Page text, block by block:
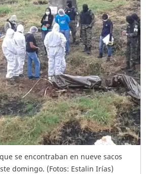
se encontraban en nueve sacos
domingo. (Fotos: Estalin Irías)